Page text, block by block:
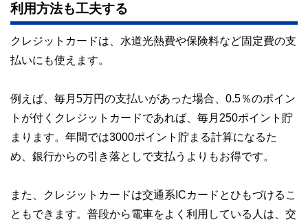
利用方法も工夫する
クレジットカードは、水道光熱費や保険料など固定費の支
払いにも使えます。
例えば、毎月5万円の支払いがあった場合、0.5％のポイン
トが付くクレジットカードであれば、毎月250ポイント貯
まります。年間では3000ポイント貯まる計算になるた
め、銀行からの引き落としで支払うよりもお得です。
また、クレジットカードは交通系ICカードとひもづけるこ
ともできます。普段から電車をよく利用している人は、交